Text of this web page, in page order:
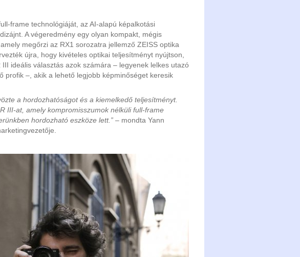
frame technológiáját, az AI-alapú képalkotási
A végeredmény egy olyan kompakt, mégis
megőrzi az RX1 sorozatra jellemző ZEISS optika
újra, hogy kivételes optikai teljesítményt nyújtson,
ideális választás azok számára – legyenek lelkes utazó
profik –, akik a lehető legjobb képminőséget keresik
a hordozhatóságot és a kiemelkedő teljesítményt.
III-at, amely kompromisszumok nélküli full-frame
hordozható eszköze lett.” – mondta Yann